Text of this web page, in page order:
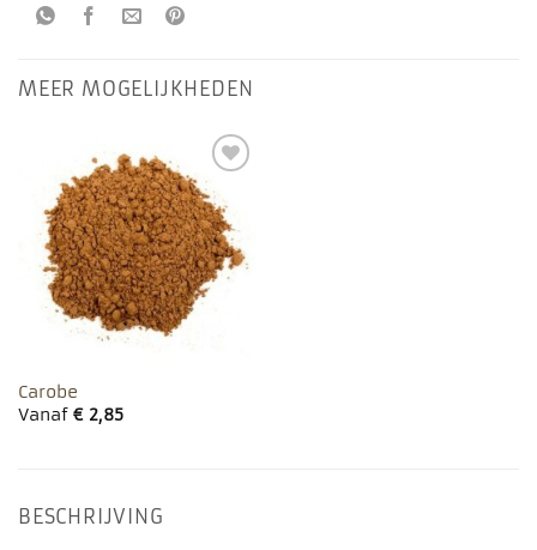
MEER MOGELIJKHEDEN
Toevoegen
aan
favorieten
Carobe
Vanaf €2,85
BESCHRIJVING